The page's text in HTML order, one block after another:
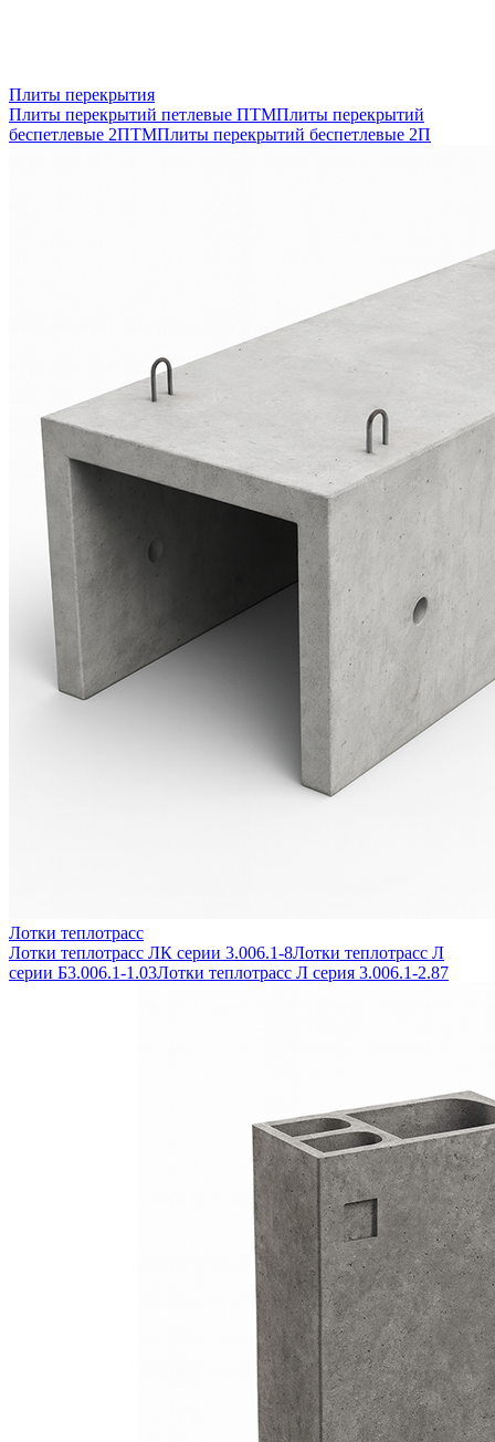
Плиты перекрытия
Плиты перекрытий петлевые ПТМПлиты перекрытий
беспетлевые 2ПТМПлиты перекрытий беспетлевые 2П
Лотки теплотрасс
Лотки теплотрасс ЛК серии 3.006.1-8Лотки теплотрасс Л
серии Б3.006.1-1.03Лотки теплотрасс Л серия 3.006.1-2.87